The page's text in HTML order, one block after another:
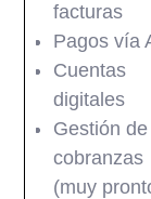
facturas
Pagos vía
Cuentas
digitales
Gestión de
cobranzas
(muy